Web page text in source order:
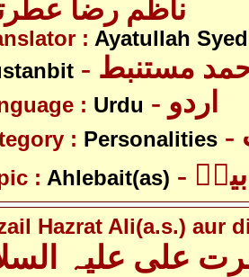
ناظم رضآ
: Ayatullah
مستنبط
: Urdu - اردو
: Personalities
: Ahlebait(as) بیتؑ
Hazrat Ali(a.s.) aur
علی علیہ